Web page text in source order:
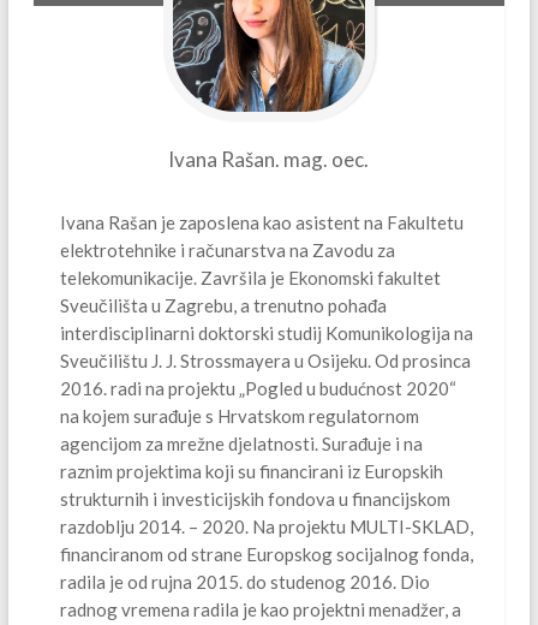
Ivana Rašan. mag. oec.
Ivana Rašan je zaposlena kao asistent na Fakultetu
elektrotehnike i računarstva na Zavodu za
telekomunikacije. Završila je Ekonomski fakultet
Sveučilišta u Zagrebu, a trenutno pohađa
interdisciplinarni doktorski studij Komunikologija na
Sveučilištu J. J. Strossmayera u Osijeku. Od prosinca
2016. radi na projektu „Pogled u budućnost 2020“
na kojem surađuje s Hrvatskom regulatornom
agencijom za mrežne djelatnosti. Surađuje i na
raznim projektima koji su financirani iz Europskih
strukturnih i investicijskih fondova u financijskom
razdoblju 2014. – 2020. Na projektu MULTI-SKLAD,
financiranom od strane Europskog socijalnog fonda,
radila je od rujna 2015. do studenog 2016. Dio
radnog vremena radila je kao projektni menadžer, a